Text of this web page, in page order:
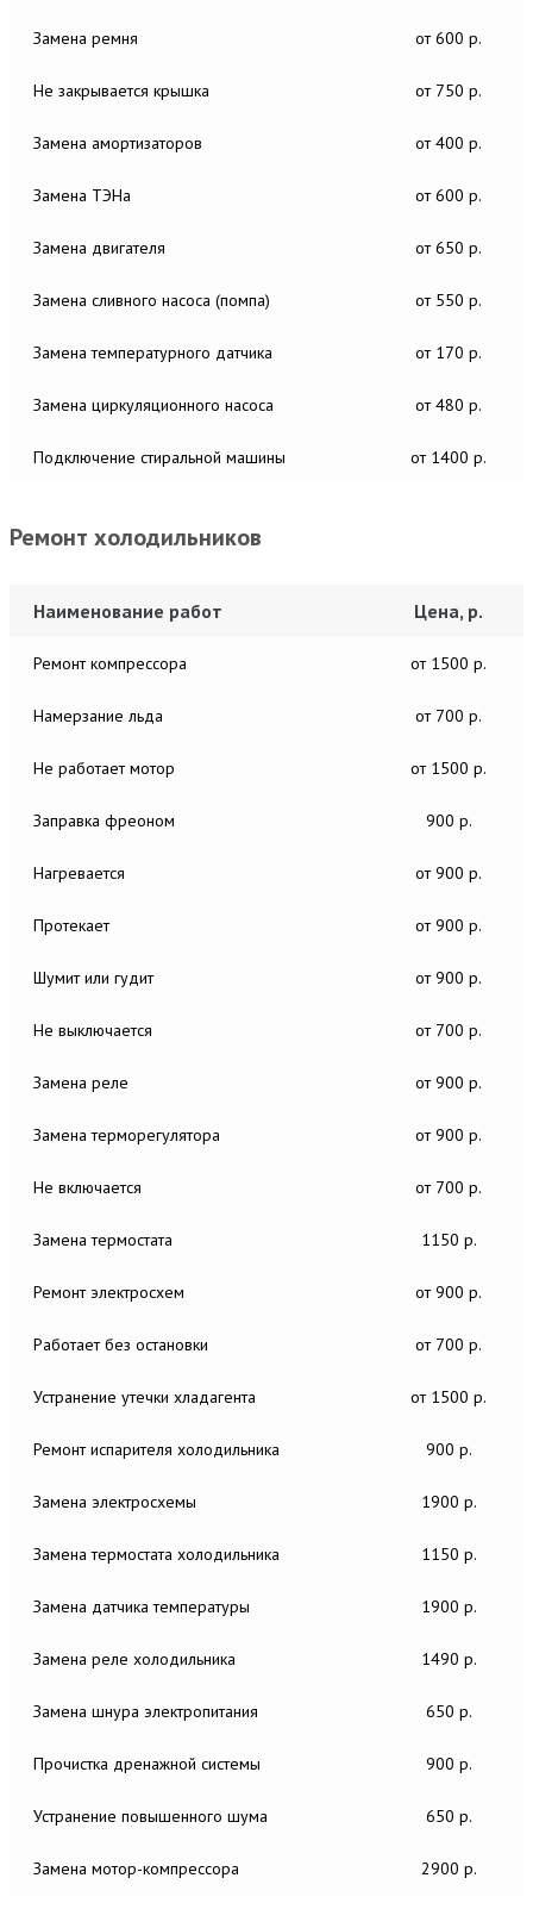
Замена ремня от 600 р.
Не закрывается крышка от 750 р.
Замена амортизаторов от 400 р.
Замена ТЭНа от 600 р.
Замена двигателя от 650 р.
Замена сливного насоса (помпа) от 550 р.
Замена температурного датчика от 170 р.
Замена циркуляционного насоса от 480 р.
Подключение стиральной машины от 1400 р.
Ремонт холодильников
Наименование работ Цена, р.
Ремонт компрессора от 1500 р.
Намерзание льда от 700 р.
Не работает мотор от 1500 р.
Заправка фреоном 900 р.
Нагревается от 900 р.
Протекает от 900 р.
Шумит или гудит от 900 р.
Не выключается от 700 р.
Замена реле от 900 р.
Замена терморегулятора от 900 р.
Не включается от 700 р.
Замена термостата 1150 р.
Ремонт электросхем от 900 р.
Работает без остановки от 700 р.
Устранение утечки хладагента от 1500 р.
Ремонт испарителя холодильника 900 р.
Замена электросхемы 1900 р.
Замена термостата холодильника 1150 р.
Замена датчика температуры 1900 р.
Замена реле холодильника 1490 р.
Замена шнура электропитания 650 р.
Прочистка дренажной системы 900 р.
Устранение повышенного шума 650 р.
Замена мотор-компрессора 2900 р.